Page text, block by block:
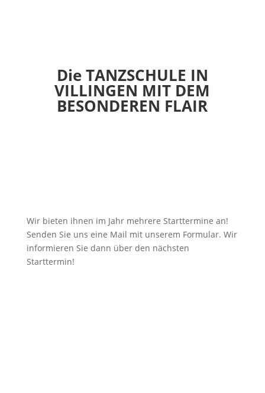
Die TANZSCHULE IN
VILLINGEN MIT DEM
BESONDEREN FLAIR
Wir bieten ihnen im Jahr mehrere Starttermine an!
Senden Sie uns eine Mail mit unserem Formular. Wir
informieren Sie dann über den nächsten
Starttermin!